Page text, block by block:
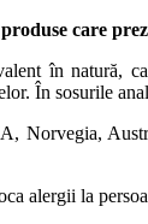
care
în natură,
În sosurile
Norvegia,
alergii la